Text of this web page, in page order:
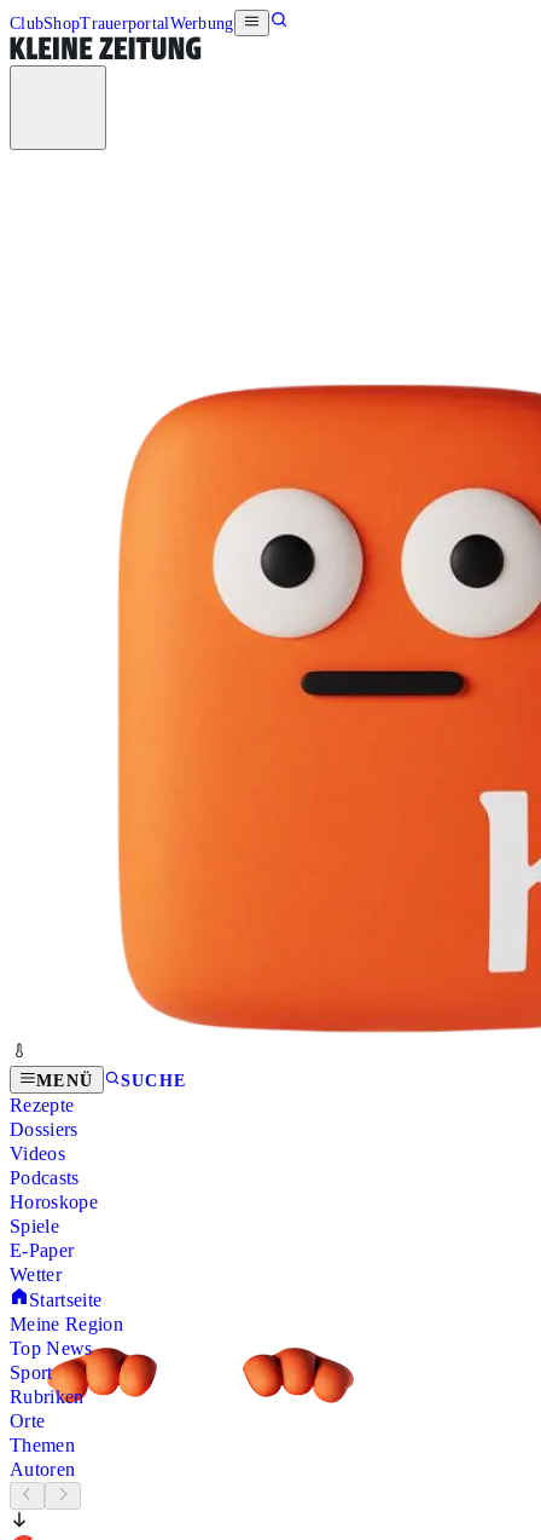
ClubShopTrauerportalWerbung
MENÜ SUCHE
Rezepte
Dossiers
Videos
Podcasts
Horoskope
Spiele
E-Paper
Wetter
Startseite
Meine Region
Top News
Sport
Rubriken
Orte
Themen
Autoren